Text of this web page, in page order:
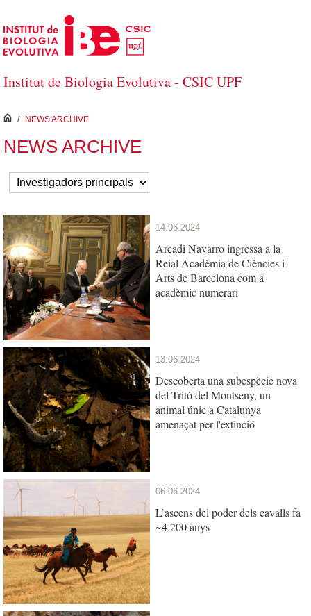
Salta al contingut principal
Institut de Biologia Evolutiva - CSIC UPF
inici
/ NEWS ARCHIVE
NEWS ARCHIVE
14.06.2024
Arcadi Navarro ingressa a la
Reial Acadèmia de Ciències i
Arts de Barcelona com a
acadèmic numerari
13.06.2024
Descoberta una subespècie nova
del Tritó del Montseny, un
animal únic a Catalunya
amenaçat per l'extinció
06.06.2024
L’ascens del poder dels cavalls fa
~4.200 anys